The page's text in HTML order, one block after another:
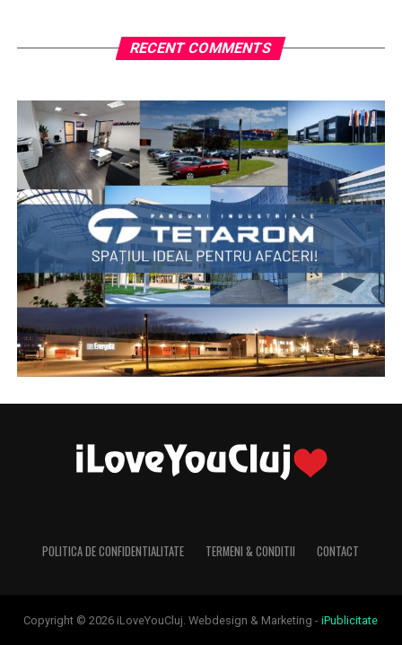
RECENT COMMENTS
POLITICA DE CONFIDENTIALITATE TERMENI & CONDITII CONTACT
Copyright © 2026 iLoveYouCluj. Webdesign & Marketing -iPublicitate